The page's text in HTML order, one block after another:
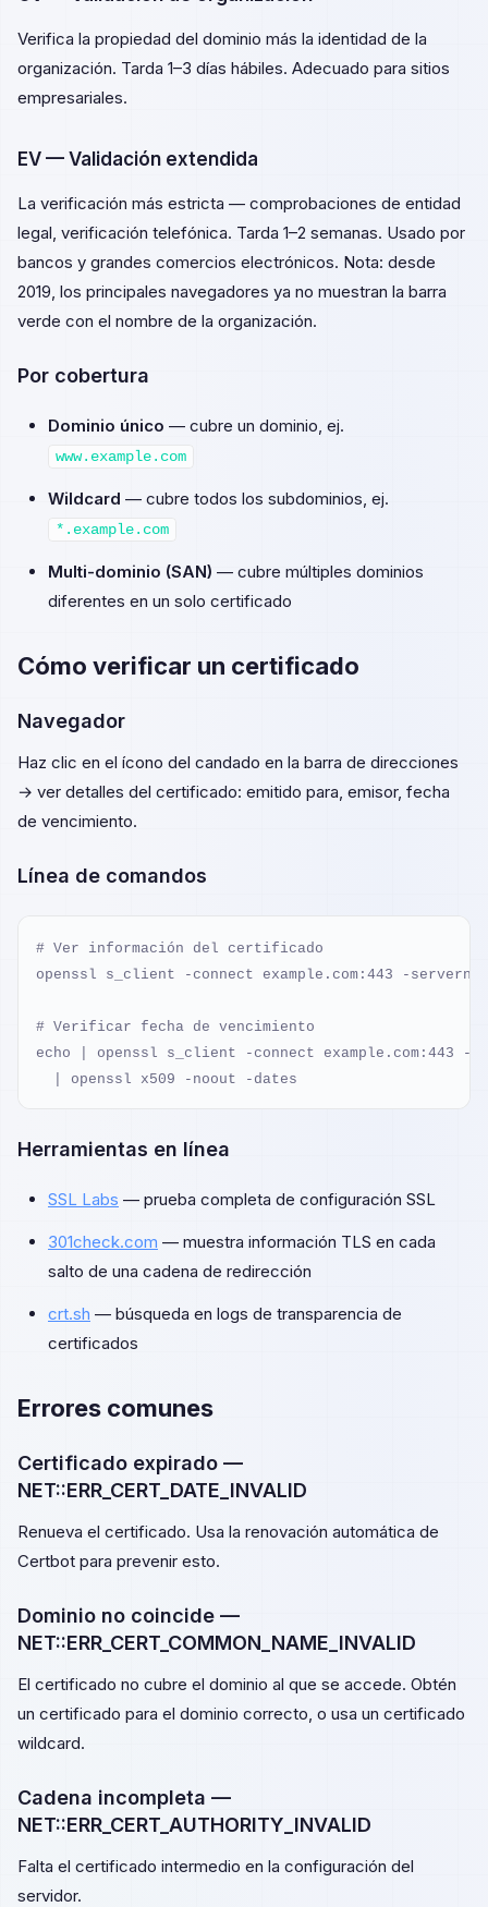
Verifica la propiedad del dominio más la identidad de la
organización. Tarda 1–3 días hábiles. Adecuado para sitios
empresariales.
EV — Validación extendida
La verificación más estricta — comprobaciones de entidad
legal, verificación telefónica. Tarda 1–2 semanas. Usado por
bancos y grandes comercios electrónicos. Nota: desde
2019, los principales navegadores ya no muestran la barra
verde con el nombre de la organización.
Por cobertura
Dominio único — cubre un dominio, ej.
www.example.com
Wildcard — cubre todos los subdominios, ej.
*.example.com
Multi-dominio (SAN) — cubre múltiples dominios
diferentes en un solo certificado
Cómo verificar un certificado
Navegador
Haz clic en el ícono del candado en la barra de direcciones
→ ver detalles del certificado: emitido para, emisor, fecha
de vencimiento.
Línea de comandos
# Ver información del certificado
openssl s_client -connect example.com:443 -
# Verificar fecha de vencimiento
echo | openssl s_client -connect example.com:443 -
  | openssl x509 -noout -dates
Herramientas en línea
SSL Labs — prueba completa de configuración SSL
301check.com — muestra información TLS en cada
salto de una cadena de redirección
crt.sh — búsqueda en logs de transparencia de
certificados
Errores comunes
Certificado expirado —
NET::ERR_CERT_DATE_INVALID
Renueva el certificado. Usa la renovación automática de
Certbot para prevenir esto.
Dominio no coincide —
NET::ERR_CERT_COMMON_NAME_INVALID
El certificado no cubre el dominio al que se accede. Obtén
un certificado para el dominio correcto, o usa un certificado
wildcard.
Cadena incompleta —
NET::ERR_CERT_AUTHORITY_INVALID
Falta el certificado intermedio en la configuración del
servidor.